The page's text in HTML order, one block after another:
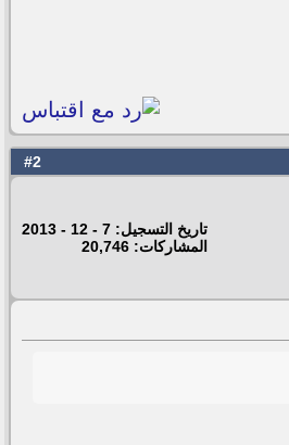
2
تاريخ التسجيل: 7 - 12 - 2013
المشاركات: 20,746